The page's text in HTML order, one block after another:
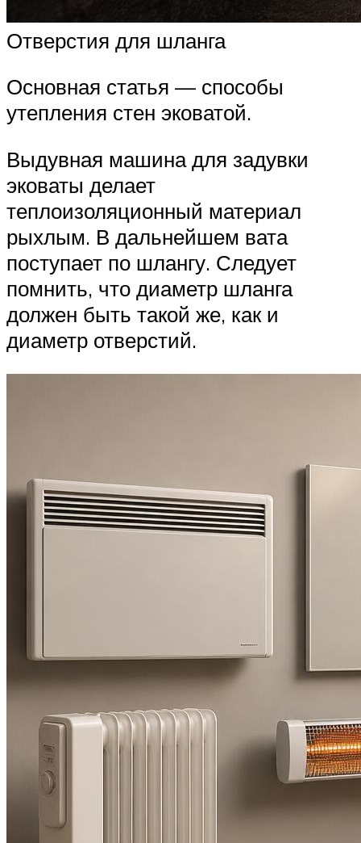
Отверстия для шланга
Основная статья — способы
утепления стен эковатой.
Выдувная машина для задувки
эковаты делает
теплоизоляционный материал
рыхлым. В дальнейшем вата
поступает по шлангу. Следует
помнить, что диаметр шланга
должен быть такой же, как и
диаметр отверстий.